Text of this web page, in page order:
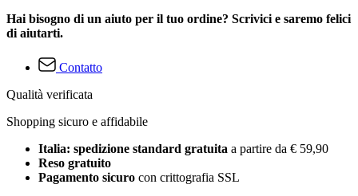
Hai bisogno di un aiuto per il tuo ordine? Scrivici e saremo felici
di aiutarti.
Contatto
Qualità verificata
Shopping sicuro e affidabile
Italia: spedizione standard gratuita a partire da € 59,90
Reso gratuito
Pagamento sicuro con crittografia SSL